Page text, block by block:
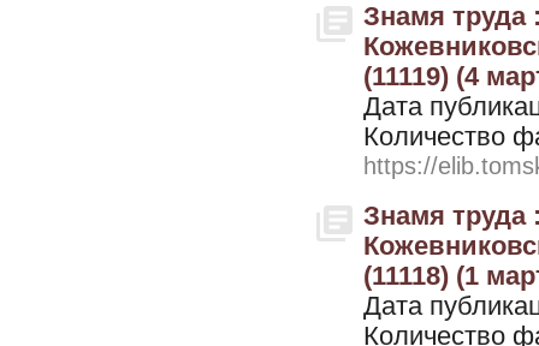
Знамя труда
(11119) (4
Дата
Количество
https://
Знамя труда
(11118) (1
Дата
Количество